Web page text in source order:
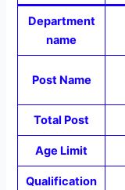
Department
name
Post Name
Total Post
Age Limit
Qualification